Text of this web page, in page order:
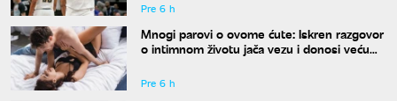
Pre 6 h
Mnogi parovi o ovome ćute: Iskren razgovor
o intimnom životu jača vezu i donosi veću
Pre 6 h